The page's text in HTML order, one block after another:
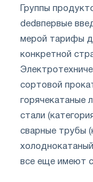
Группы
dedвпервые
мерой тарифы
конкретной
сортовой
горячекатаные
стали
сварные трубы
все еще имеют